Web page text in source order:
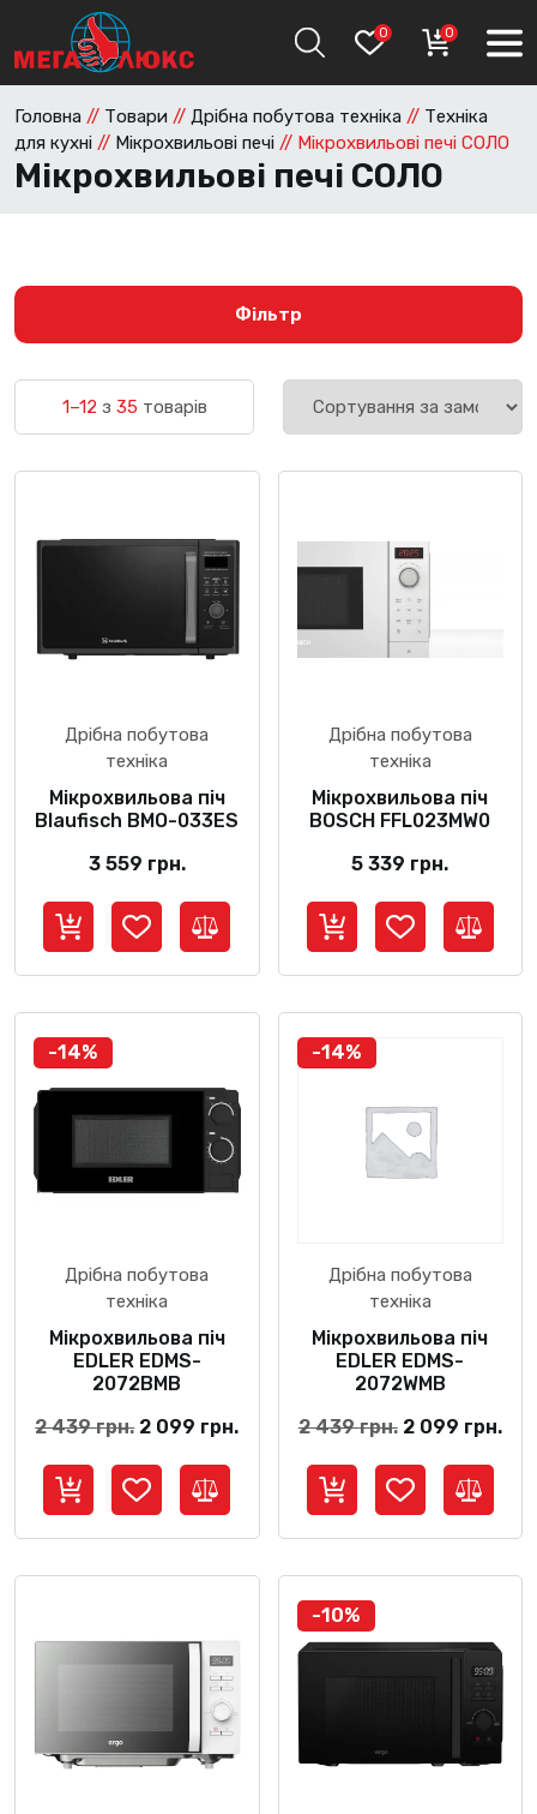
0 0
Головна // Товари // Дрібна побутова техніка // Техніка
для кухні // Мікрохвильові печі // Мікрохвильові печі СОЛО
Мікрохвильові печі СОЛО
Фільтр
1–12 з 35 товарів
Дрібна побутова
техніка
Мікрохвильова піч
Blaufisch BMO-033ES
3 559 грн.
Дрібна побутова
техніка
Мікрохвильова піч
BOSCH FFL023MW0
5 339 грн.
-14%
Дрібна побутова
техніка
Мікрохвильова піч
EDLER EDMS-
2072BMB
2 439грн. Оригінальна
2
439 грн..
2 099 грн.Поточна
099 грн..
-14%
Дрібна побутова
техніка
Мікрохвильова піч
EDLER EDMS-
2072WMB
2 439грн. Оригінальна
2
439 грн..
2 099 грн.
-10%